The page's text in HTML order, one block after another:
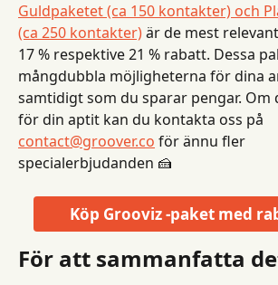
Guldpaketet (ca 150 kontakter) och
(ca 250 kontakter) är de mest
17 % respektive 21 % rabatt. Dessa
mångdubbla möjligheterna för dina
samtidigt som du sparar pengar. Om
för din aptit kan du kontakta oss på
contact@groover.co för ännu fler
specialerbjudanden 🍰
Köp Grooviz -paket med
För att sammanfatta